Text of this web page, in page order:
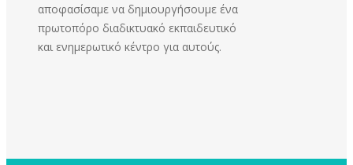
αποφασίσαμε να δημιουργήσουμε ένα
πρωτοπόρο διαδικτυακό εκπαιδευτικό
και ενημερωτικό κέντρο για αυτούς.